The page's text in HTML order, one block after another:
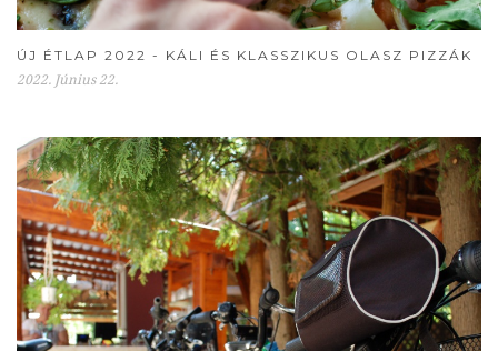
ÚJ ÉTLAP 2022 - KÁLI ÉS KLASSZIKUS OLASZ PIZZÁK
2022. Június 22.